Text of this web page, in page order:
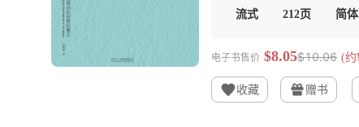
流式 212页 简
电子书售价 $8.05$10.06 (约
收藏 赠书